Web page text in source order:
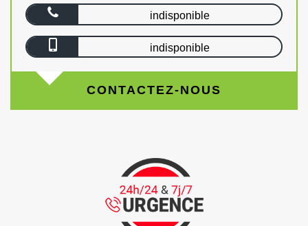
indisponible
indisponible
CONTACTEZ-NOUS